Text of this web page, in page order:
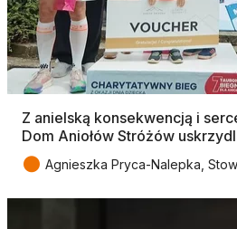
Z anielską konsekwencją i
Dom Aniołów Stróżów
● Agnieszka Pryca-Nalepka,